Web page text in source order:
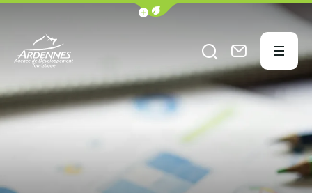
Afficher la barre de navigation du
ADT des Ardennes Pro
Ouvrir le
Nous Menu